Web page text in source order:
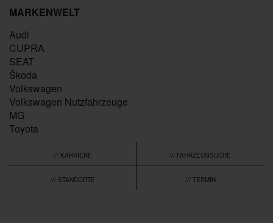
MARKENWELT
Audi
CUPRA
SEAT
Škoda
Volkswagen
Volkswagen Nutzfahrzeuge
MG
Toyota
/// KARRIERE /// FAHRZEUGSUCHE
/// STANDORTE /// TERMIN